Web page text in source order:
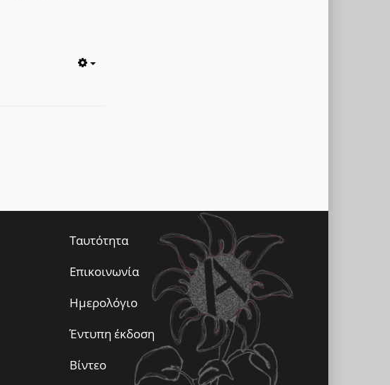
Ταυτότητα
Επικοινωνία
Ημερολόγιο
Έντυπη έκδοση
Βίντεο